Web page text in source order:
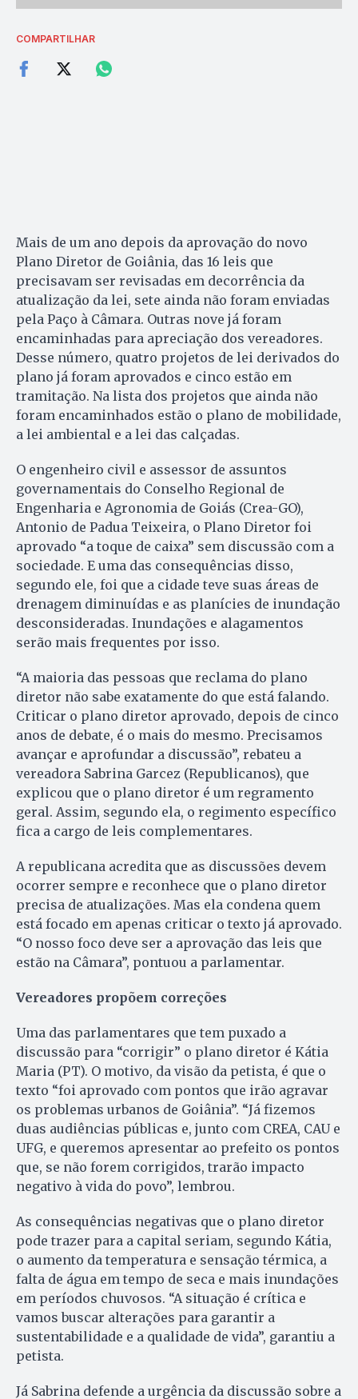
COMPARTILHAR
Mais de um ano depois da aprovação do novo
Plano Diretor de Goiânia, das 16 leis que
precisavam ser revisadas em decorrência da
atualização da lei, sete ainda não foram enviadas
pela Paço à Câmara. Outras nove já foram
encaminhadas para apreciação dos vereadores.
Desse número, quatro projetos de lei derivados do
plano já foram aprovados e cinco estão em
tramitação. Na lista dos projetos que ainda não
foram encaminhados estão o plano de mobilidade,
a lei ambiental e a lei das calçadas.
O engenheiro civil e assessor de assuntos
governamentais do Conselho Regional de
Engenharia e Agronomia de Goiás (Crea-GO),
Antonio de Padua Teixeira, o Plano Diretor foi
aprovado “a toque de caixa” sem discussão com a
sociedade. E uma das consequências disso,
segundo ele, foi que a cidade teve suas áreas de
drenagem diminuídas e as planícies de inundação
desconsideradas. Inundações e alagamentos
serão mais frequentes por isso.
“A maioria das pessoas que reclama do plano
diretor não sabe exatamente do que está falando.
Criticar o plano diretor aprovado, depois de cinco
anos de debate, é o mais do mesmo. Precisamos
avançar e aprofundar a discussão”, rebateu a
vereadora Sabrina Garcez (Republicanos), que
explicou que o plano diretor é um regramento
geral. Assim, segundo ela, o regimento específico
fica a cargo de leis complementares.
A republicana acredita que as discussões devem
ocorrer sempre e reconhece que o plano diretor
precisa de atualizações. Mas ela condena quem
está focado em apenas criticar o texto já aprovado.
“O nosso foco deve ser a aprovação das leis que
estão na Câmara”, pontuou a parlamentar.
Vereadores propõem correções
Uma das parlamentares que tem puxado a
discussão para “corrigir” o plano diretor é Kátia
Maria (PT). O motivo, da visão da petista, é que o
texto “foi aprovado com pontos que irão agravar
os problemas urbanos de Goiânia”. “Já fizemos
duas audiências públicas e, junto com CREA, CAU e
UFG, e queremos apresentar ao prefeito os pontos
que, se não forem corrigidos, trarão impacto
negativo à vida do povo”, lembrou.
As consequências negativas que o plano diretor
pode trazer para a capital seriam, segundo Kátia,
o aumento da temperatura e sensação térmica, a
falta de água em tempo de seca e mais inundações
em períodos chuvosos. “A situação é crítica e
vamos buscar alterações para garantir a
sustentabilidade e a qualidade de vida”, garantiu a
petista.
Já Sabrina defende a urgência da discussão sobre a